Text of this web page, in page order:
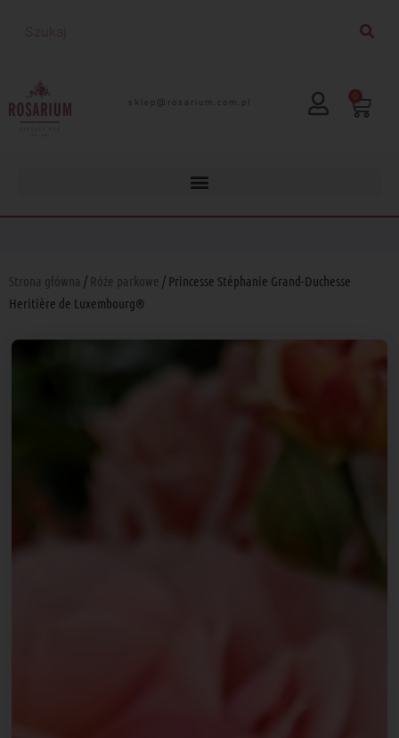
lp.moc.muirasor@pelks 0
Strona główna / Róże parkowe / Princesse Stéphanie Grand-Duchesse
Heritière de Luxembourg®